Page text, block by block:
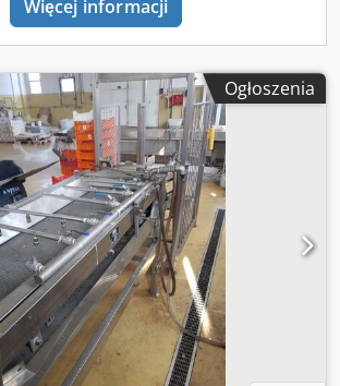
Więcej informacji
Ogłoszenia